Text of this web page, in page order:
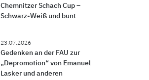
Chemnitzer Schach Cup –
Schwarz-Weiß und bunt
23.07.2026
Gedenken an der FAU zur
„Depromotion“ von Emanuel
Lasker und anderen